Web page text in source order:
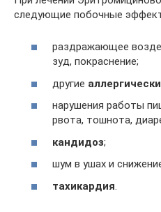
следующие побочные
раздражающее
зуд, покраснение;
другие
нарушения работы
рвота, тошнота,
кандидоз;
шум в ушах и
тахикардия